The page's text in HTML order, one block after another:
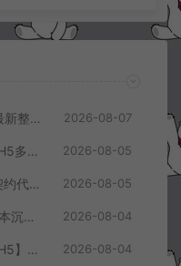
MT3换皮MH【大梦一场2】8月最新整理Linux手工服务端+源码+管理后台+安卓苹果双端+详细搭建教程+视频教程 2026-08-07
三网H5宫斗养成游戏【盛世芳華H5多区跨服代金券内购优化版】8月最新整理Linux手工服务端+CDK授权后台+全资源安卓+详细搭建教程+视频教程 2026-08-05
AFK卡牌即时对战手游【加德尔契约代金券内购修复版】8月最新整理Linux手工服务端+前后端全套源码+CDK授权后台+安卓苹果双端+详细搭建教程+视频教程 2026-08-05
RED三端引擎传奇手游【2003我本沉默三职业】8月最新整理Win一键服务端+PC安卓+详细搭建教程 2026-08-04
三网H5格斗游戏【热血校园威龙H5】8月最新整理Linux手工服务端+Win一键服务端+解压即玩+简易安卓客户端+详细搭建教程 2026-08-04